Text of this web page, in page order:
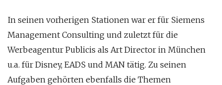
In seinen vorherigen Stationen war er für Siemens
Management Consulting und zuletzt für die
Werbeagentur Publicis als Art Director in München
u.a. für Disney, EADS und MAN tätig. Zu seinen
Aufgaben gehörten ebenfalls die Themen